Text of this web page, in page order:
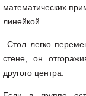
математических
линейкой.
Стол легко
стене, он
другого центра.